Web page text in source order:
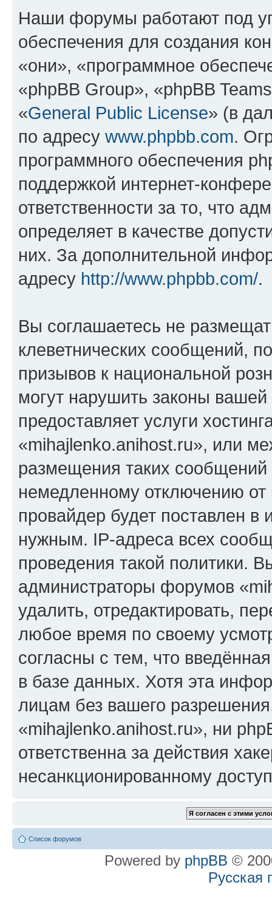
Наши форумы работают под
обеспечения для создания
«они», «программное
«phpBB Group», «phpBB
«General Public License» (в
по адресу www.phpbb.com.
программного обеспечения
поддержкой интернет-
ответственности за то, что
определяет в качестве
них. За дополнительной
адресу http://www.phpbb.com/.
Вы соглашаетесь не
клеветнических сообщений,
призывов к национальной
могут нарушить законы
предоставляет услуги
«mihajlenko.anihost.ru», или
размещения таких
немедленному отключению
провайдер будет поставлен в
нужным. IP-адреса всех
проведения такой политики.
администраторы форумов
удалить, отредактировать,
любое время по своему
согласны с тем, что
в базе данных. Хотя эта
лицам без вашего
«mihajlenko.anihost.ru», ни
ответственна за действия
несанкционированному
Список форумов
Powered by phpBB ©
Русская